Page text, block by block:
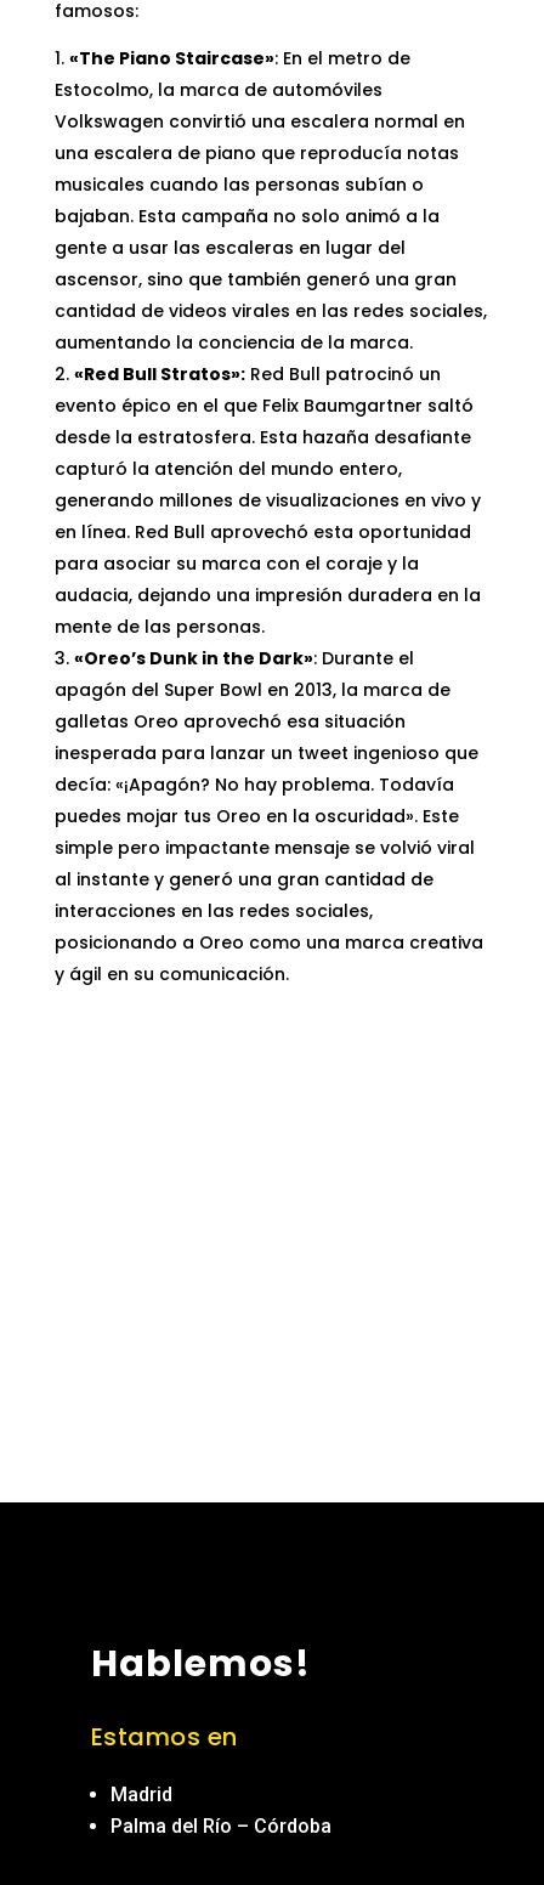
famosos:
«The Piano Staircase»: En el metro de
Estocolmo, la marca de automóviles
Volkswagen convirtió una escalera normal en
una escalera de piano que reproducía notas
musicales cuando las personas subían o
bajaban. Esta campaña no solo animó a la
gente a usar las escaleras en lugar del
ascensor, sino que también generó una gran
cantidad de videos virales en las redes sociales,
aumentando la conciencia de la marca.
«Red Bull Stratos»:Red Bull patrocinó un
evento épico en el que Felix Baumgartner saltó
desde la estratosfera. Esta hazaña desafiante
capturó la atención del mundo entero,
generando millones de visualizaciones en vivo y
en línea. Red Bull aprovechó esta oportunidad
para asociar su marca con el coraje y la
audacia, dejando una impresión duradera en la
mente de las personas.
«Oreo’s Dunk in the Dark»: Durante el
apagón del Super Bowl en 2013, la marca de
galletas Oreo aprovechó esa situación
inesperada para lanzar un tweet ingenioso que
decía: «¡Apagón? No hay problema. Todavía
puedes mojar tus Oreo en la oscuridad». Este
simple pero impactante mensaje se volvió viral
al instante y generó una gran cantidad de
interacciones en las redes sociales,
posicionando a Oreo como una marca creativa
y ágil en su comunicación.
Hablemos!
Estamos en
Madrid
Palma del Río – Córdoba